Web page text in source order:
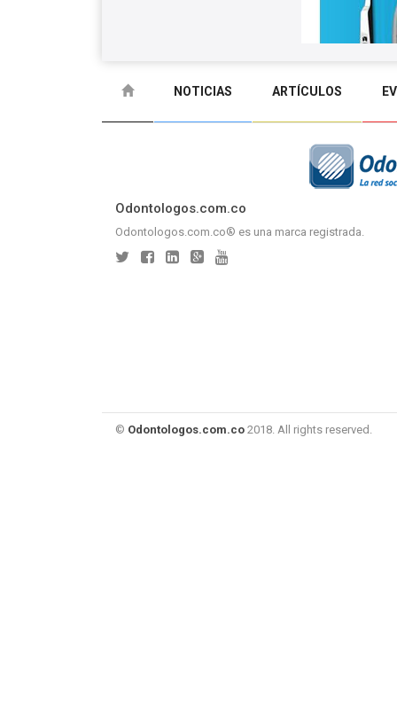
NOTICIAS ARTÍCULOS
Odontologos.com.co
Odontologos.com.co® es una marca registrada.
© Odontologos.com.co 2018. All rights reserved.